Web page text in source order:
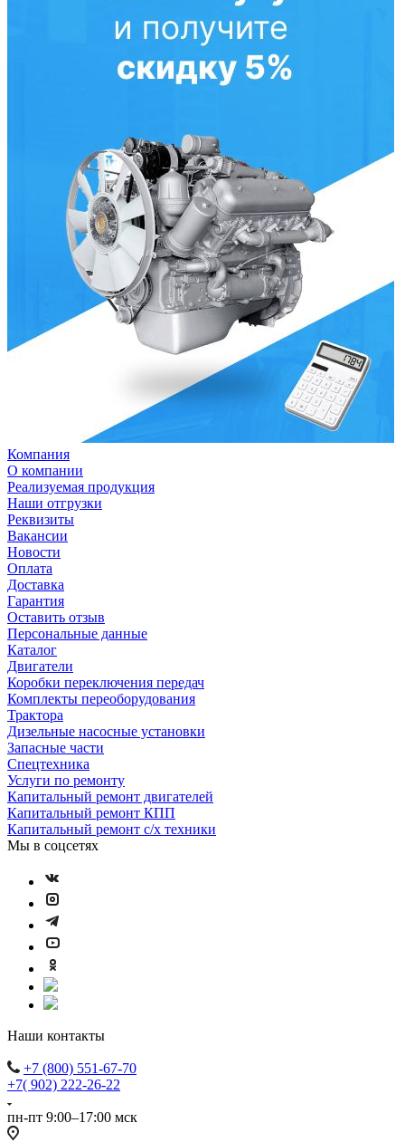
Компания
О компании
Реализуемая продукция
Наши отгрузки
Реквизиты
Вакансии
Новости
Оплата
Доставка
Гарантия
Оставить отзыв
Персональные данные
Каталог
Двигатели
Коробки переключения передач
Комплекты переоборудования
Трактора
Дизельные насосные установки
Запасные части
Спецтехника
Услуги по ремонту
Капитальный ремонт двигателей
Капитальный ремонт КПП
Капитальный ремонт с/х техники
Мы в соцсетях
Наши контакты
+7 (800) 551-67-70
+7( 902) 222-26-22
пн-пт 9:00–17:00 мск